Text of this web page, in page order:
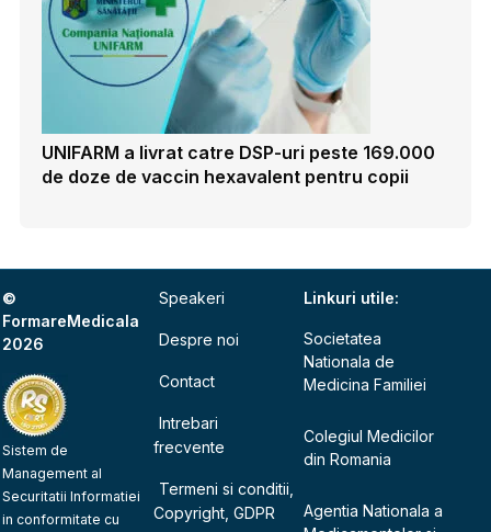
UNIFARM a livrat catre DSP-uri peste 169.000
de doze de vaccin hexavalent pentru copii
©
FormareMedicala
2026
Sistem de
Management al
Securitatii Informatiei
in conformitate cu
Speakeri
Despre noi
Contact
Intrebari
frecvente
Termeni si conditii,
Copyright, GDPR
Linkuri utile:
Societatea
Nationala de
Medicina Familiei
Colegiul Medicilor
din Romania
Agentia Nationala a